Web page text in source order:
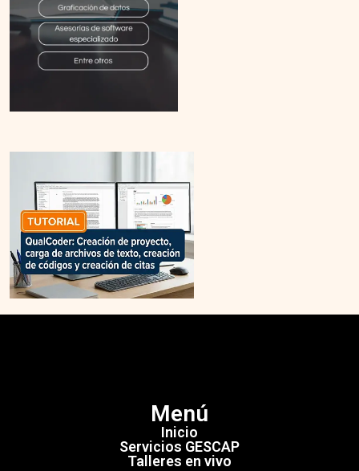
Menú
Inicio
Servicios GESCAP
Talleres en vivo